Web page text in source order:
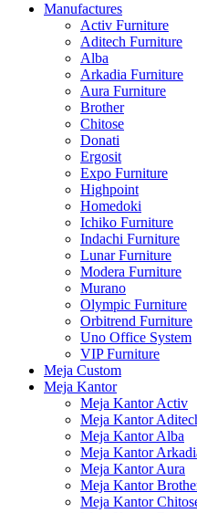
Manufactures
Activ Furniture
Aditech Furniture
Alba
Arkadia Furniture
Aura Furniture
Brother
Chitose
Donati
Ergosit
Expo Furniture
Highpoint
Homedoki
Ichiko Furniture
Indachi Furniture
Lunar Furniture
Modera Furniture
Murano
Olympic Furniture
Orbitrend Furniture
Uno Office System
VIP Furniture
Meja Custom
Meja Kantor
Meja Kantor Activ
Meja Kantor
Meja Kantor Alba
Meja Kantor
Meja Kantor Aura
Meja Kantor
Meja Kantor